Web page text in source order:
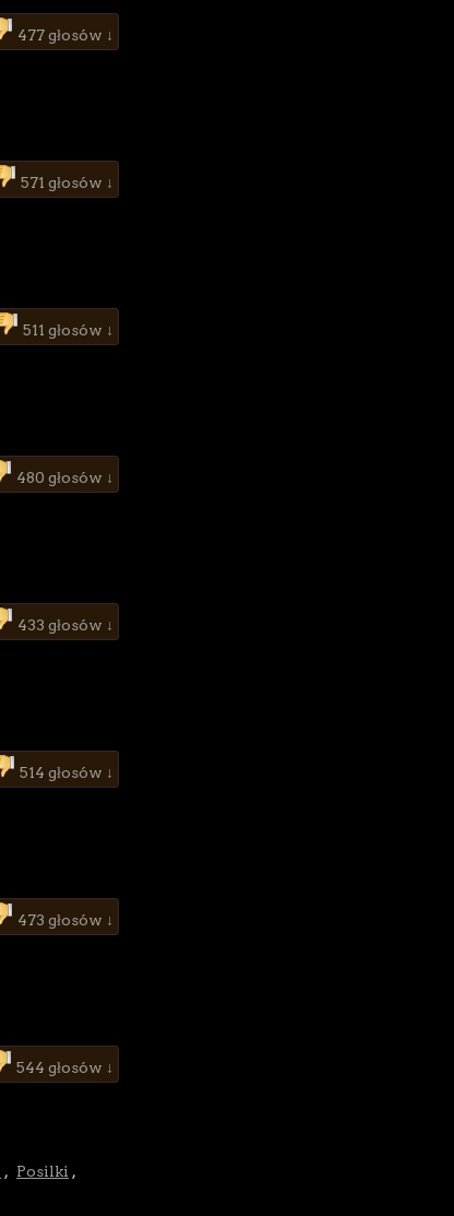
477 głosów ↓
571 głosów ↓
511 głosów ↓
480 głosów ↓
433 głosów ↓
514 głosów ↓
473 głosów ↓
544 głosów ↓
, Posilki ,